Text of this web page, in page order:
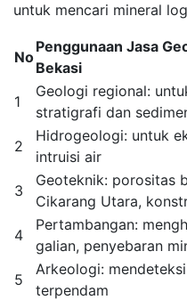
untuk mencari mineral
No
Penggunaan Jasa
Bekasi
1
Geologi regional:
stratigrafi dan
2
Hidrogeologi: untuk
intruisi air
3
Geoteknik: porositas
Cikarang Utara,
4
Pertambangan:
galian, penyebaran
5
Arkeologi:
terpendam